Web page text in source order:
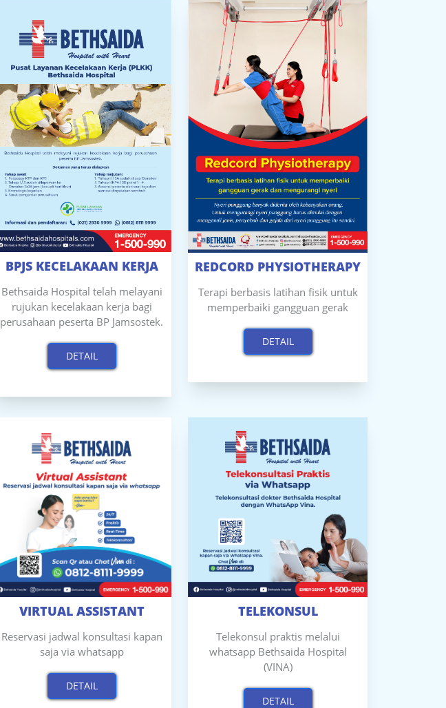
BPJS KECELAKAAN KERJA
Bethsaida Hospital telah melayani
rujukan kecelakaan kerja bagi
perusahaan peserta BP Jamsostek.
DETAIL
REDCORD PHYSIOTHERAPY
Terapi berbasis latihan fisik untuk
memperbaiki gangguan gerak
DETAIL
VIRTUAL ASSISTANT
Reservasi jadwal konsultasi kapan
saja via whatsapp
DETAIL
TELEKONSUL
Telekonsul praktis melalui
whatsapp Bethsaida Hospital
(VINA)
DETAIL